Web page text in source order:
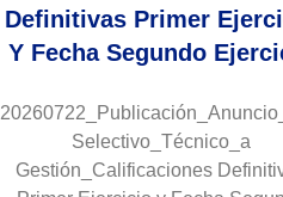
Definitivas Primer
Y Fecha Segundo
Selectivo_Técnico_a
Gestión_Calificaciones